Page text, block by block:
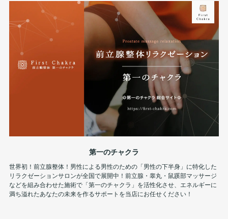
第一のチャクラ
世界初！前立腺整体！男性による男性のための「男性の下半身」に特化した
リラクゼーションサロンが全国で展開中！前立腺・睾丸・鼠蹊部マッサージ
などを組み合わせた施術で「第一のチャクラ」を活性化させ、エネルギーに
満ち溢れたあなたの未来を作るサポートを当店にお任せください！